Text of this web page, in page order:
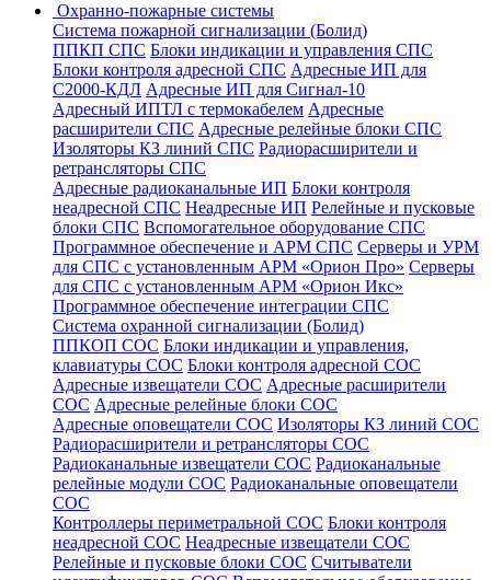
Охранно-пожарные системы
Система пожарной сигнализации (Болид)
ППКП СПС Блоки индикации и управления СПС
Блоки контроля адресной СПС Адресные ИП для
С2000-КДЛ Адресные ИП для Сигнал-10
Адресный ИПТЛ с термокабелем Адресные
расширители СПС Адресные релейные блоки СПС
Изоляторы КЗ линий СПС Радиорасширители и
ретрансляторы СПС
Адресные радиоканальные ИП Блоки контроля
неадресной СПС Неадресные ИП Релейные и пусковые
блоки СПС Вспомогательное оборудование СПС
Программное обеспечение и АРМ СПС Серверы и УРМ
для СПС с установленным АРМ «Орион Про» Серверы
для СПС с установленным АРМ «Орион Икс»
Программное обеспечение интеграции СПС
Система охранной сигнализации (Болид)
ППКОП СОС Блоки индикации и управления,
клавиатуры СОС Блоки контроля адресной СОС
Адресные извещатели СОС Адресные расширители
СОС Адресные релейные блоки СОС
Адресные оповещатели СОС Изоляторы КЗ линий СОС
Радиорасширители и ретрансляторы СОС
Радиоканальные извещатели СОС Радиоканальные
релейные модули СОС Радиоканальные оповещатели
СОС
Контроллеры периметральной СОС Блоки контроля
неадресной СОС Неадресные извещатели СОС
Релейные и пусковые блоки СОС Считыватели